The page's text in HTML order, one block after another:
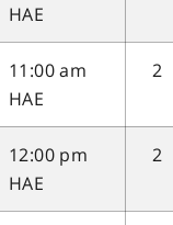
HAE
11:00 am
HAE
2
12:00 pm
HAE
2